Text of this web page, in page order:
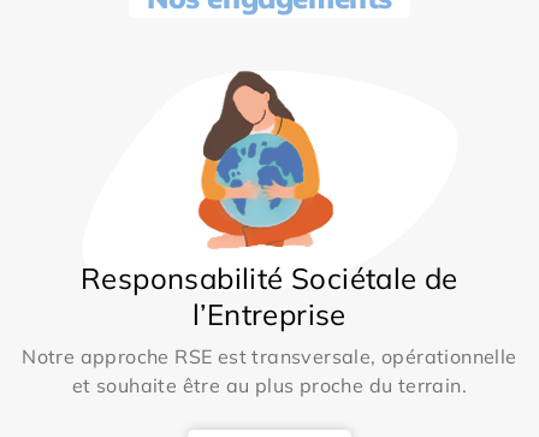
Responsabilité Sociétale de
l’Entreprise
Notre approche RSE est transversale, opérationnelle
et souhaite être au plus proche du terrain.